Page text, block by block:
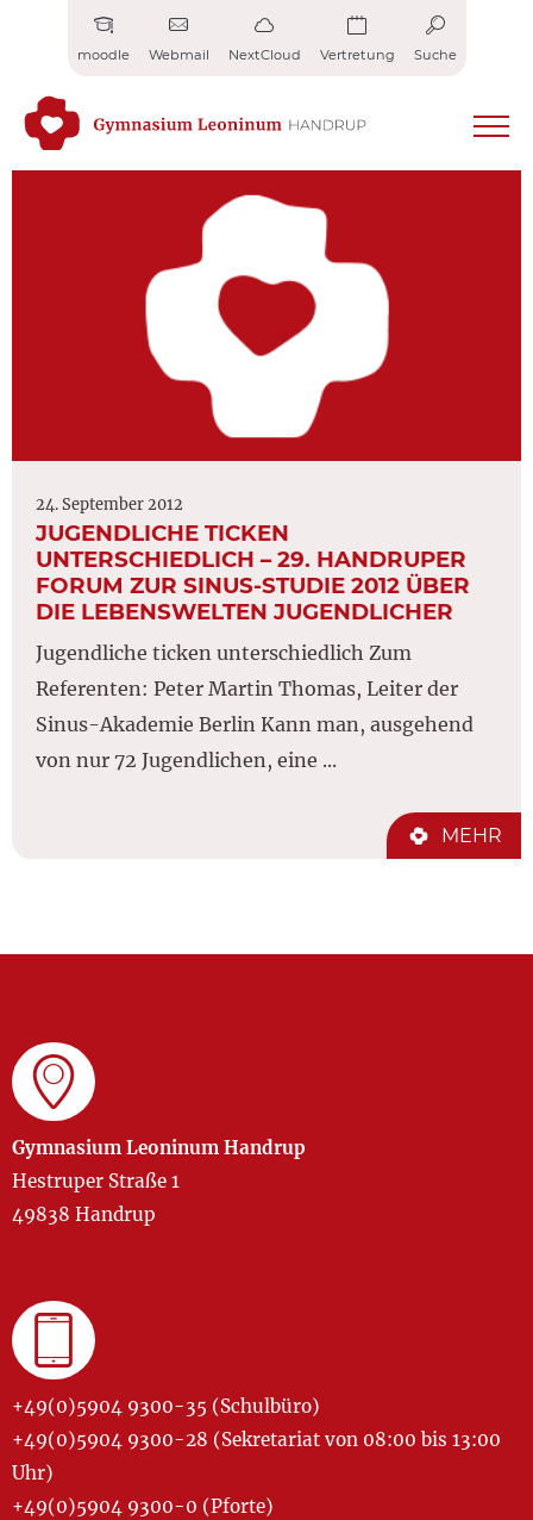
moodle Webmail NextCloud Vertretung Suche
24. September 2012
JUGENDLICHE TICKEN
UNTERSCHIEDLICH – 29. HANDRUPER
FORUM ZUR SINUS-STUDIE 2012 ÜBER
DIE LEBENSWELTEN JUGENDLICHER
Jugendliche ticken unterschiedlich Zum
Referenten: Peter Martin Thomas, Leiter der
Sinus-Akademie Berlin Kann man, ausgehend
von nur 72 Jugendlichen, eine ...
MEHR
Gymnasium Leoninum Handrup
Hestruper Straße 1
49838 Handrup
+49(0)5904 9300-35 (Schulbüro)
+49(0)5904 9300-28 (Sekretariat von 08:00 bis 13:00
Uhr)
+49(0)5904 9300-0 (Pforte)